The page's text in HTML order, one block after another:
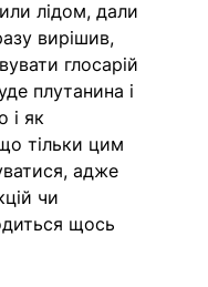
лідом, дали
вирішив,
глосарій
плутанина і
і як
тільки цим
адже
чи
щось